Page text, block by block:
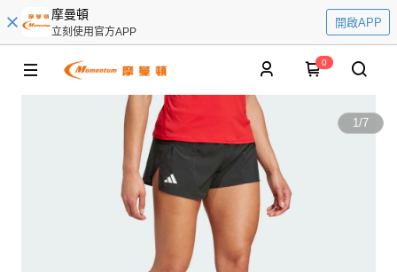
摩曼頓
立刻使用官方APP
開啟APP
0
1/7